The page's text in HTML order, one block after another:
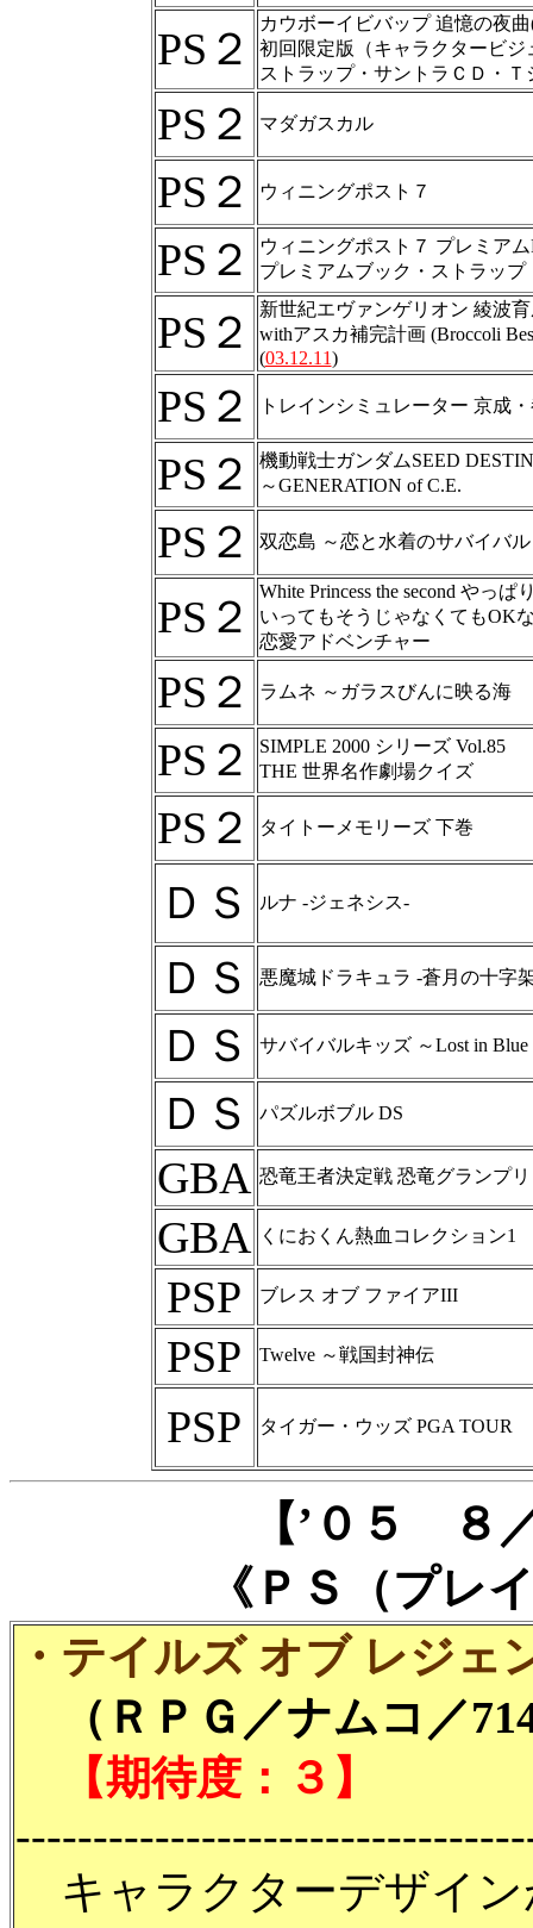
PS２
カウボーイビバップ 追憶の夜
初回限定版（キャラクタービジ
ストラップ・サントラＣＤ・Ｔ
PS２ マダガスカル
PS２ ウィニングポスト７
PS２
ウィニングポスト７ プレミア
プレミアムブック・ストラッ
PS２
新世紀エヴァンゲリオン 綾波
withアスカ補完計画 (Broccoli
(03.12.11)
PS２ トレインシミュレーター 京成
PS２
機動戦士ガンダムSEED
～GENERATION of C.E.
PS２ 双恋島 ～恋と水着のサバイバ
PS２
White Princess the second やっぱ
いってもそうじゃなくてもOK
恋愛アドベンチャー
PS２ ラムネ ～ガラスびんに映る海
PS２
SIMPLE 2000 シリーズ Vol.85
THE 世界名作劇場クイズ
PS２ タイトーメモリーズ 下巻
ＤＳ ルナ -ジェネシス-
ＤＳ 悪魔城ドラキュラ -蒼月の十字
ＤＳ サバイバルキッズ ～Lost in Blue
ＤＳ パズルボブル DS
GBA 恐竜王者決定戦 恐竜グランプリ
GBA くにおくん熱血コレクション1
PSP ブレス オブ ファイアIII
PSP Twelve ～戦国封神伝
PSP タイガー・ウッズ PGA TOUR
【’０５ ８
《ＰＳ（プレ
・テイルズ オブ レジェ
（ＲＰＧ／ナムコ／
【期待度：３】
キャラクターデザイン